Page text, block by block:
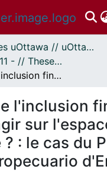
Thèses uOttawa // uOttawa Theses
- Thèses, 2011 - // Theses, 2011 -
Au-delà de l'inclusion financière : peut-on agir sur l'espace de capabilité ? : le cas du Programa Social Agropecuario d'Entre Ríos, Argentine
l'inclusion
sur
: le cas du